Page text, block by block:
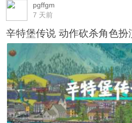
pgffgm
7 天前
辛特堡传说 动作砍杀角色扮